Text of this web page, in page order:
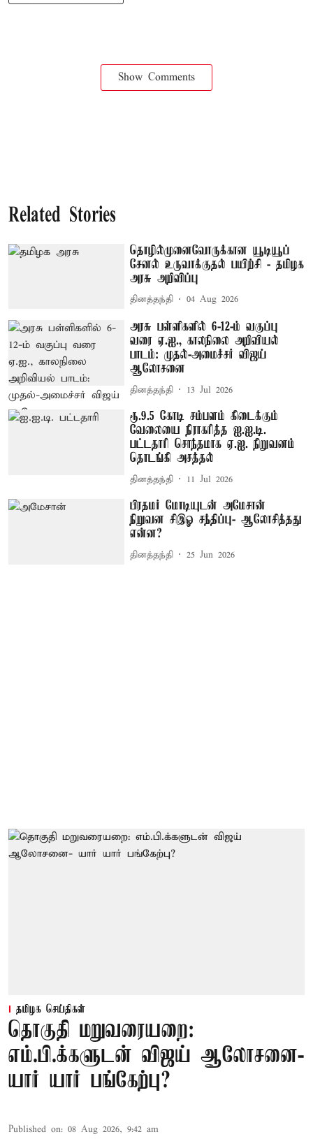
Show Comments
Related Stories
தொழில்முனைவோருக்கான யூடியூப்
சேனல் உருவாக்குதல் பயிற்சி - தமிழக
அரசு அறிவிப்பு
தினத்தந்தி 04 Aug 2026
அரசு பள்ளிகளில் 6-12-ம் வகுப்பு
வரை ஏ.ஐ., காலநிலை அறிவியல்
பாடம்: முதல்-அமைச்சர் விஜய்
ஆலோசனை
தினத்தந்தி 13 Jul 2026
ரூ.9.5 கோடி சம்பளம் கிடைக்கும்
வேலையை நிராகரித்த ஐ.ஐ.டி.
பட்டதாரி சொந்தமாக ஏ.ஐ. நிறுவனம்
தொடங்கி அசத்தல்
தினத்தந்தி 11 Jul 2026
பிரதமர் மோடியுடன் அமேசான்
நிறுவன சிஇஓ சந்திப்பு- ஆலோசித்தது
என்ன?
தினத்தந்தி 25 Jun 2026
தமிழக செய்திகள்
தொகுதி மறுவரையறை:
எம்.பி.க்களுடன் விஜய் ஆலோசனை-
யார் யார் பங்கேற்பு?
Published on: 08 Aug 2026, 9:42 am